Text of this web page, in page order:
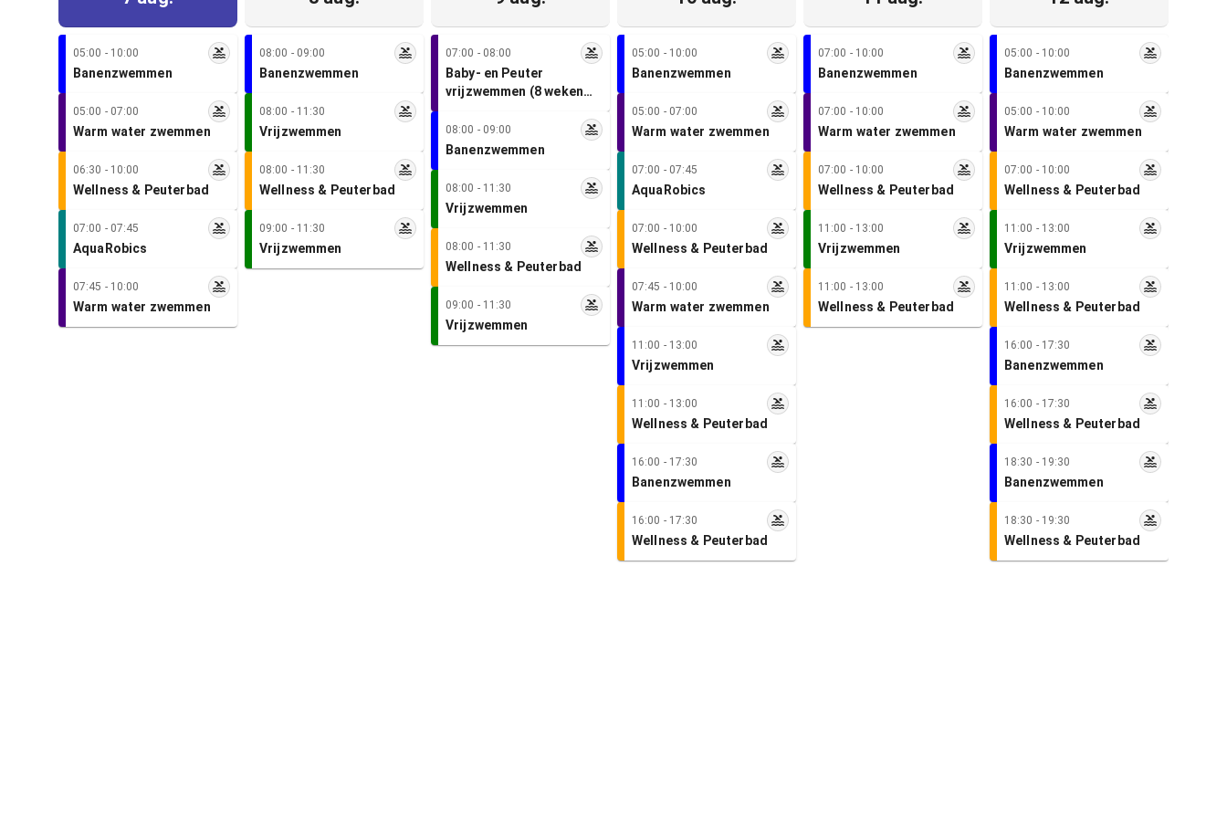
05:00 - 10:00
Banenzwemmen
05:00 - 07:00
Warm water zwemmen
06:30 - 10:00
Wellness & Peuterbad
07:00 - 07:45
AquaRobics
07:45 - 10:00
Warm water zwemmen
08:00 - 09:00
Banenzwemmen
08:00 - 11:30
Vrijzwemmen
08:00 - 11:30
Wellness & Peuterbad
09:00 - 11:30
Vrijzwemmen
07:00 - 08:00
Baby- en Peuter
vrijzwemmen (8 weken
08:00 - 09:00
Banenzwemmen
08:00 - 11:30
Vrijzwemmen
08:00 - 11:30
Wellness & Peuterbad
09:00 - 11:30
Vrijzwemmen
05:00 - 10:00
Banenzwemmen
05:00 - 07:00
Warm water zwemmen
07:00 - 07:45
AquaRobics
07:00 - 10:00
Wellness & Peuterbad
07:45 - 10:00
Warm water zwemmen
11:00 - 13:00
Vrijzwemmen
11:00 - 13:00
Wellness & Peuterbad
16:00 - 17:30
Banenzwemmen
16:00 - 17:30
Wellness & Peuterbad
07:00 - 10:00
Banenzwemmen
07:00 - 10:00
Warm water zwemmen
07:00 - 10:00
Wellness & Peuterbad
11:00 - 13:00
Vrijzwemmen
11:00 - 13:00
Wellness & Peuterbad
05:00 - 10:00
Banenzwemmen
05:00 - 10:00
Warm water zwemmen
07:00 - 10:00
Wellness & Peuterbad
11:00 - 13:00
Vrijzwemmen
11:00 - 13:00
Wellness & Peuterbad
16:00 - 17:30
Banenzwemmen
16:00 - 17:30
Wellness & Peuterbad
18:30 - 19:30
Banenzwemmen
18:30 - 19:30
Wellness & Peuterbad